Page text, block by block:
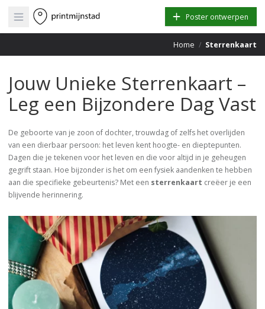
Open main menu Poster ontwerpen
Home / Sterrenkaart
Jouw Unieke Sterrenkaart –
Leg een Bijzondere Dag Vast
De geboorte van je zoon of dochter, trouwdag of zelfs het overlijden
van een dierbaar persoon: het leven kent hoogte- en dieptepunten.
Dagen die je tekenen voor het leven en die voor altijd in je geheugen
gegrift staan. Hoe bijzonder is het om een fysiek aandenken te hebben
aan die specifieke gebeurtenis? Met een sterrenkaart creëer je een
blijvende herinnering.